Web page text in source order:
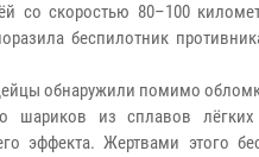
со скоростью 80–100
беспилотник
обнаружили помимо
шариков из сплавов
эффекта. Жертвами этого